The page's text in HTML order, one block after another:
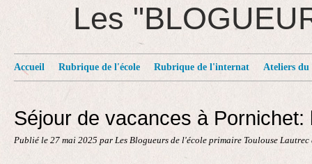
Les
Accueil Rubrique de l'école Rubrique de l'internat Ateliers du
Séjour de vacances à Pornichet:
Publié le 27 mai 2025 par Les Blogueurs de l'école primaire Toulouse Lautrec